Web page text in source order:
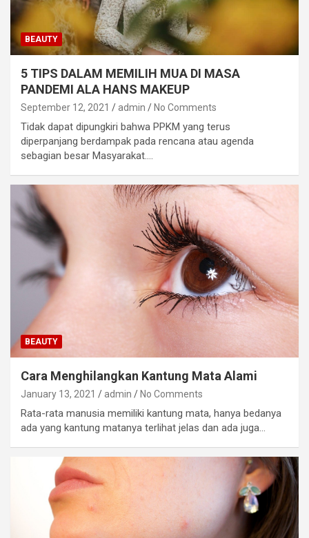
BEAUTY
5 TIPS DALAM MEMILIH MUA DI MASA
PANDEMI ALA HANS MAKEUP
September 12, 2021 admin No Comments
Tidak dapat dipungkiri bahwa PPKM yang terus
diperpanjang berdampak pada rencana atau agenda
sebagian besar Masyarakat.…
BEAUTY
Cara Menghilangkan Kantung Mata Alami
January 13, 2021 admin No Comments
Rata-rata manusia memiliki kantung mata, hanya bedanya
ada yang kantung matanya terlihat jelas dan ada juga…